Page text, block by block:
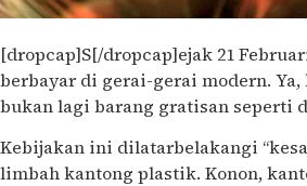
[dropcap]S[/dropcap]ejak 21
berbayar di gerai-gerai modern.
bukan lagi barang gratisan seperti
Kebijakan ini dilatarbelakangi
limbah kantong plastik. Konon,